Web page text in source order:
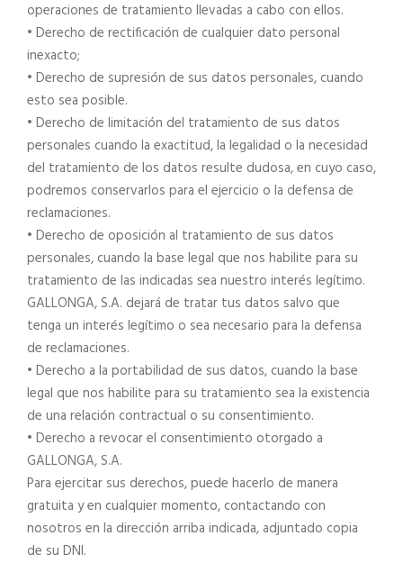
operaciones de tratamiento llevadas a cabo con ellos.
• Derecho de rectificación de cualquier dato personal
inexacto;
• Derecho de supresión de sus datos personales, cuando
esto sea posible.
• Derecho de limitación del tratamiento de sus datos
personales cuando la exactitud, la legalidad o la necesidad
del tratamiento de los datos resulte dudosa, en cuyo caso,
podremos conservarlos para el ejercicio o la defensa de
reclamaciones.
• Derecho de oposición al tratamiento de sus datos
personales, cuando la base legal que nos habilite para su
tratamiento de las indicadas sea nuestro interés legítimo.
GALLONGA, S.A. dejará de tratar tus datos salvo que
tenga un interés legítimo o sea necesario para la defensa
de reclamaciones.
• Derecho a la portabilidad de sus datos, cuando la base
legal que nos habilite para su tratamiento sea la existencia
de una relación contractual o su consentimiento.
• Derecho a revocar el consentimiento otorgado a
GALLONGA, S.A.
Para ejercitar sus derechos, puede hacerlo de manera
gratuita y en cualquier momento, contactando con
nosotros en la dirección arriba indicada, adjuntado copia
de su DNI.